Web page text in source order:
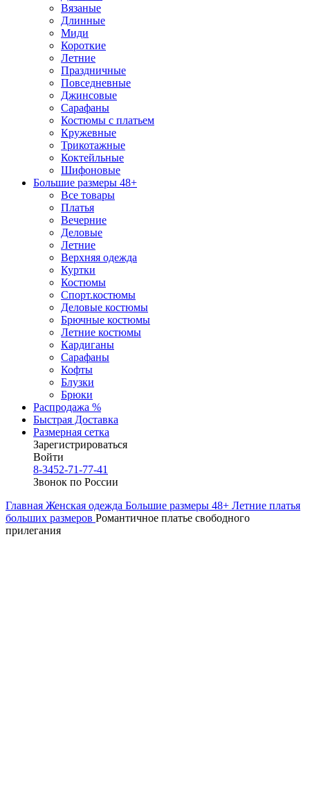
Вязаные
Длинные
Миди
Короткие
Летние
Праздничные
Повседневные
Джинсовые
Сарафаны
Костюмы с платьем
Кружевные
Трикотажные
Коктейльные
Шифоновые
Большие размеры 48+
Все товары
Платья
Вечерние
Деловые
Летние
Верхняя одежда
Куртки
Костюмы
Спорт.костюмы
Деловые костюмы
Брючные костюмы
Летние костюмы
Кардиганы
Сарафаны
Кофты
Блузки
Брюки
Распродажа %
Быстрая Доставка
Размерная сетка
Зарегистрироваться
Войти
8-3452-71-77-41
Звонок по России
Главная Женская одежда Большие размеры 48+ Летние платья
больших размеров Романтичное платье свободного
прилегания